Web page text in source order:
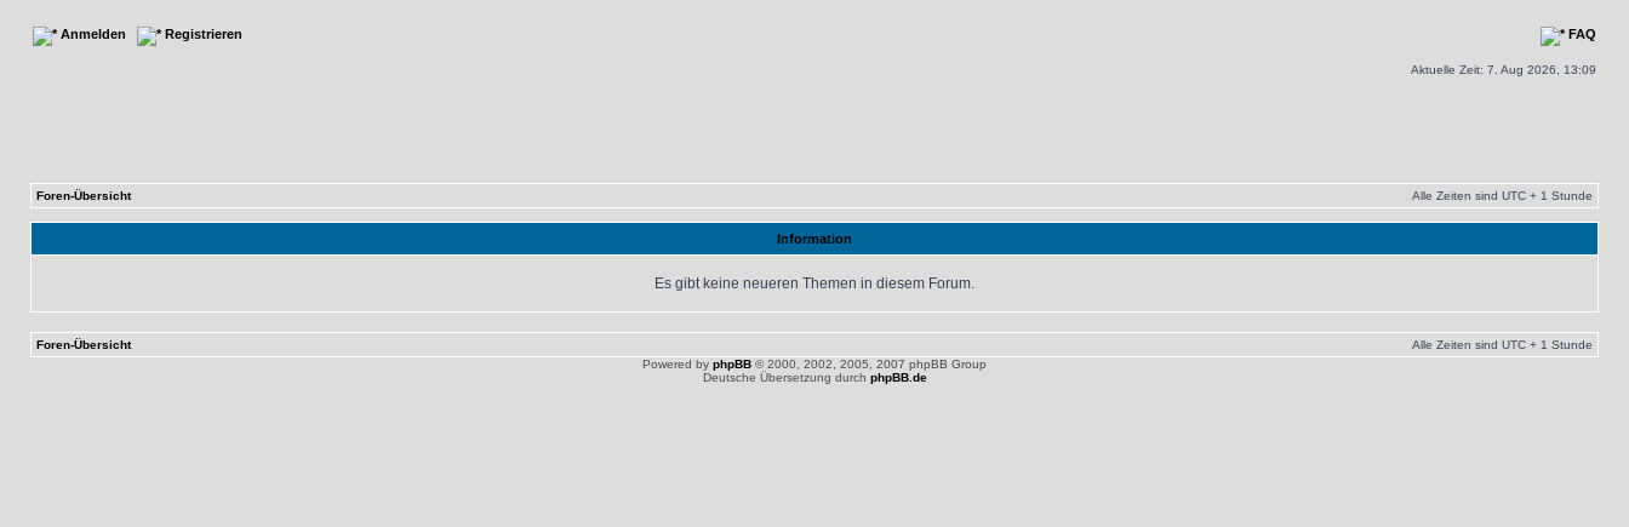
Anmelden Registrieren FAQ
Aktuelle Zeit: 7. Aug 2026, 13:09
Foren-Übersicht Alle Zeiten sind UTC + 1 Stunde
Information
Es gibt keine neueren Themen in diesem Forum.
Foren-Übersicht
Alle Zeiten sind UTC + 1 Stunde
Powered by phpBB © 2000, 2002, 2005, 2007 phpBB Group
Deutsche Übersetzung durch phpBB.de